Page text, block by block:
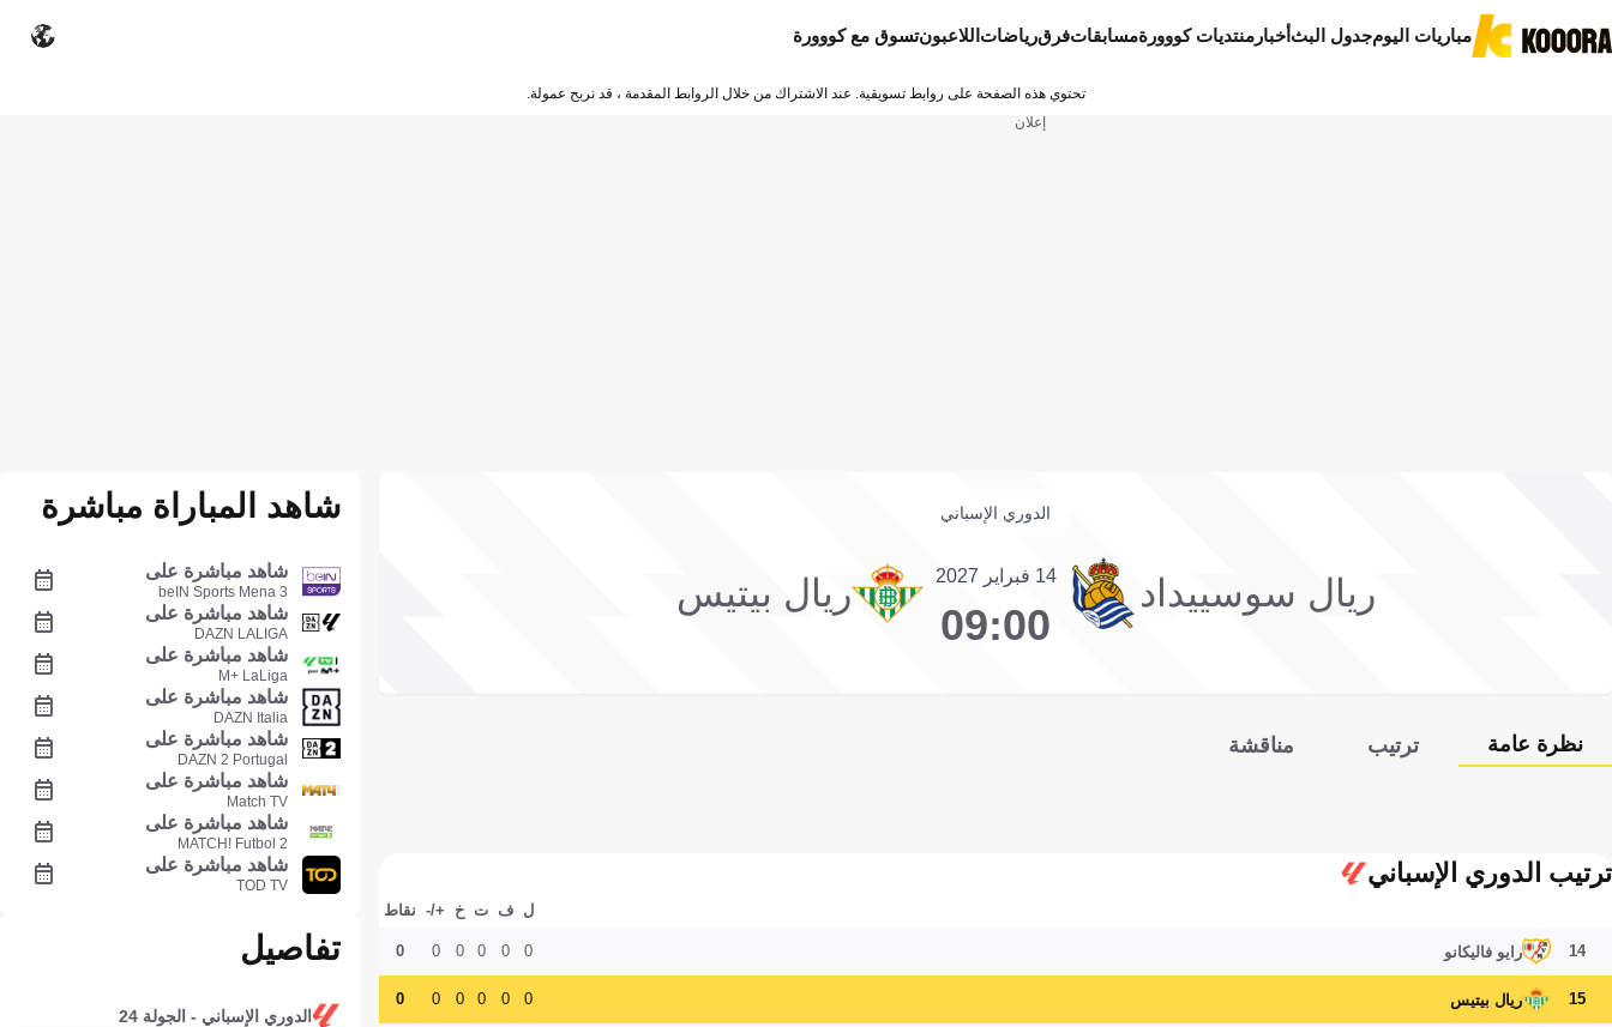
مباريات اليومجدول البثأخبار منتديات كووورةمسابقاتفرقرياضات اللاعبونتسوق مع كووورة
تحتوي هذه الصفحة على روابط تسويقية. عند الاشتراك من خلال الروابط المقدمة ، قد نربح عمولة.
إعلان
الدوري الإسباني
ريال سوسييداد 14 فبراير 2027
09:00
ريال بيتيس
نظرة عامة ترتيب مناقشة
ترتيب الدوري الإسباني
ل ف ت خ +/- نقاط
14 رايو فاليكانو 0
0
0
0
0
0
15 ريال بيتيس 0
0
0
0
0
0
شاهد المباراة مباشرة
شاهد مباشرة على
beIN Sports Mena 3
شاهد مباشرة على
DAZN LALIGA
شاهد مباشرة على
M+ LaLiga
شاهد مباشرة على
DAZN Italia
شاهد مباشرة على
DAZN 2 Portugal
شاهد مباشرة على
Match TV
شاهد مباشرة على
MATCH! Futbol 2
شاهد مباشرة على
TOD TV
تفاصيل
الدوري الإسباني - الجولة 24